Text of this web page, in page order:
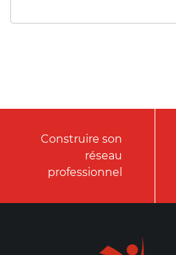
Construire son
réseau
professionnel